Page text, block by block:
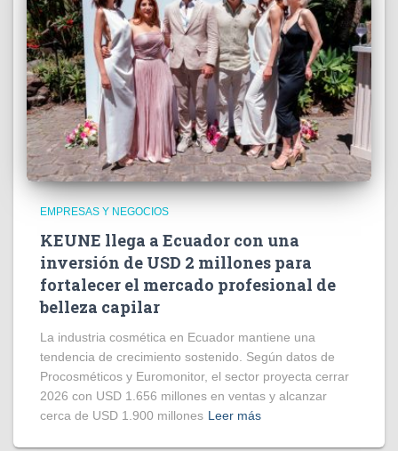
EMPRESAS Y NEGOCIOS
KEUNE llega a Ecuador con una
inversión de USD 2 millones para
fortalecer el mercado profesional de
belleza capilar
La industria cosmética en Ecuador mantiene una
tendencia de crecimiento sostenido. Según datos de
Procosméticos y Euromonitor, el sector proyecta cerrar
2026 con USD 1.656 millones en ventas y alcanzar
cerca de USD 1.900 millones Leer más